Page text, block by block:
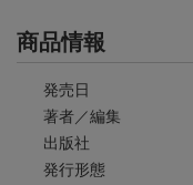
商品情報
発売日
著者／編集
出版社
発行形態